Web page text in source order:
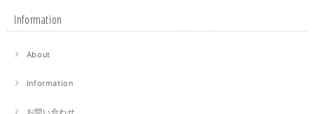
Information
About
Information
お問い合わせ